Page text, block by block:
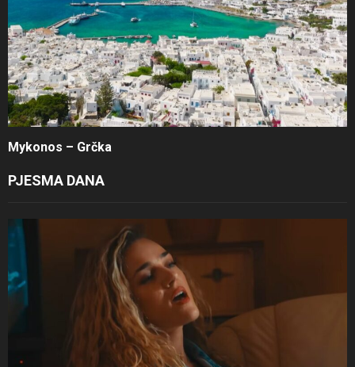
Mykonos – Grčka
PJESMA DANA